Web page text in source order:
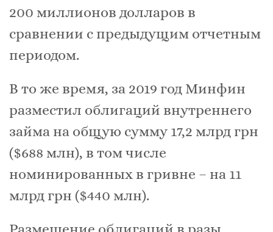
200 миллионов долларов в
сравнении с предыдущим отчетным
периодом.
В то же время, за 2019 год Минфин
разместил облигаций внутреннего
займа на общую сумму 17,2 млрд грн
($688 млн), в том числе
номинированных в гривне – на 11
млрд грн ($440 млн).